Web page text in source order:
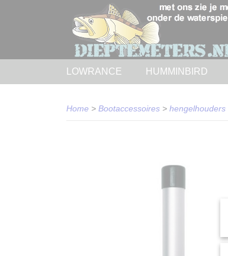
LOWRANCE HUMMINBIRD
Home > Bootaccessoires > hengelhouders